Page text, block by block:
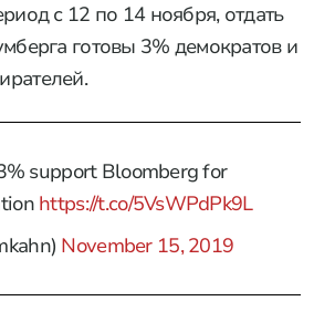
с 12 по 14 ноября, отдать
готовы 3% демократов и
support Bloomberg for
https://t.co/5VsWPdPk9L
November 15, 2019